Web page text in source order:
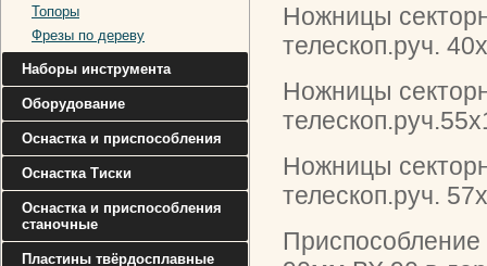
Топоры
Фрезы по дереву
Наборы инструмента
Оборудование
Оснастка и приспособления
Оснастка Тиски
Оснастка и приспособления
станочные
Пластины твёрдосплавные
Ножницы
телескоп.руч.
Ножницы
Ножницы
телескоп.руч.
Приспособление